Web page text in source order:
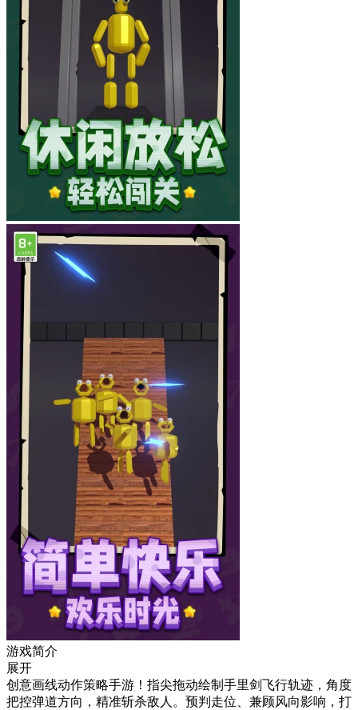
游戏简介
展开
创意画线动作策略手游！指尖拖动绘制手里剑飞行轨迹，角度
把控弹道方向，精准斩杀敌人。预判走位、兼顾风向影响，打